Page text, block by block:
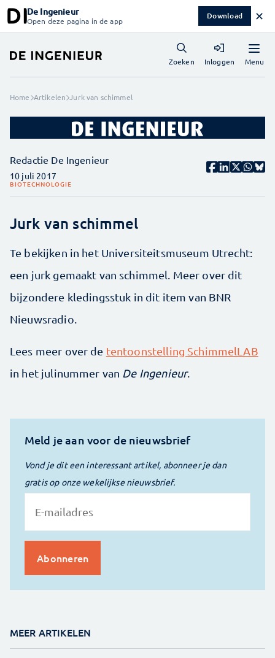
De Ingenieur
Open deze pagina in de app Download ✕
Menu
Zoeken Inloggen
Home Artikelen Jurk van schimmel
Redactie De Ingenieur
10 juli 2017
BIOTECHNOLOGIE
Jurk van schimmel
Te bekijken in het Universiteitsmuseum Utrecht:
een jurk gemaakt van schimmel. Meer over dit
bijzondere kledingsstuk in dit item van BNR
Nieuwsradio.
Lees meer over de tentoonstelling SchimmelLAB
in het julinummer van De Ingenieur.
Meld je aan voor de nieuwsbrief
Vond je dit een interessant artikel, abonneer je dan
gratis op onze wekelijkse nieuwsbrief.
MEER ARTIKELEN